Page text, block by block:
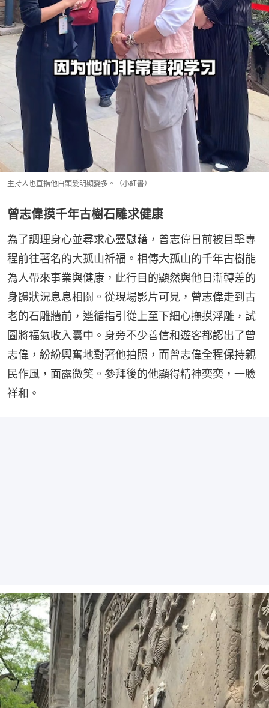
主持人也直指他白頭髮明顯變多。（小紅書）
曾志偉摸千年古樹石雕求健康
為了調理身心並尋求心靈慰藉，曾志偉日前被目擊專
程前往著名的大孤山祈福。相傳大孤山的千年古樹能
為人帶來事業與健康，此行目的顯然與他日漸轉差的
身體狀況息息相關。從現場影片可見，曾志偉走到古
老的石雕牆前，遵循指引從上至下細心撫摸浮雕，試
圖將福氣收入囊中。身旁不少善信和遊客都認出了曾
志偉，紛紛興奮地對著他拍照，而曾志偉全程保持親
民作風，面露微笑。參拜後的他顯得精神奕奕，一臉
祥和。